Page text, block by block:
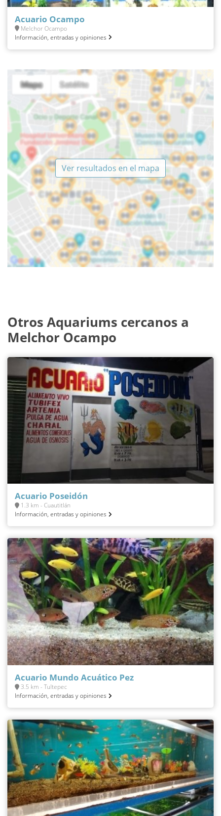
Acuario Ocampo
Melchor Ocampo
Información, entradas y opiniones
Ver resultados en el mapa
Otros Aquariums cercanos a
Melchor Ocampo
Acuario Poseidón
1.3 km - Cuautitlán
Información, entradas y opiniones
Acuario Mundo Acuático Pez
3.5 km - Tultepec
Información, entradas y opiniones